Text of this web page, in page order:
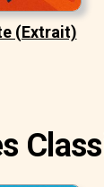
(Extrait)